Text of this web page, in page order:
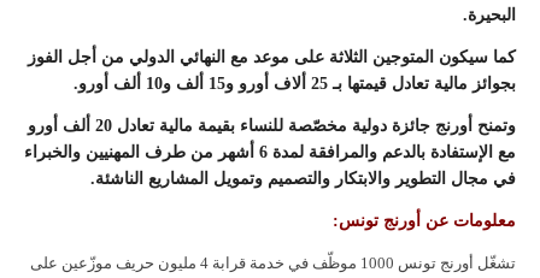
البحيرة.
كما سيكون المتوجين الثلاثة على موعد مع النهائي الدولي من أجل الفوز
بجوائز مالية تعادل قيمتها بـ 25 ألاف أورو و15 ألف و10 ألف أورو.
وتمنح أورنج جائزة دولية مخصّصة للنساء بقيمة مالية تعادل 20 ألف أورو
مع الإستفادة بالدعم والمرافقة لمدة 6 أشهر من طرف المهنيين والخبراء
في مجال التطوير والابتكار والتصميم وتمويل المشاريع الناشئة.
معلومات عن أورنج تونس:
تشغّل أورنج تونس 1000 موظّف في خدمة قرابة 4 مليون حريف موزّعين على